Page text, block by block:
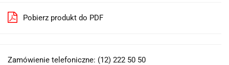
Pobierz produkt do PDF
Zamówienie telefoniczne: (12) 222 50 50